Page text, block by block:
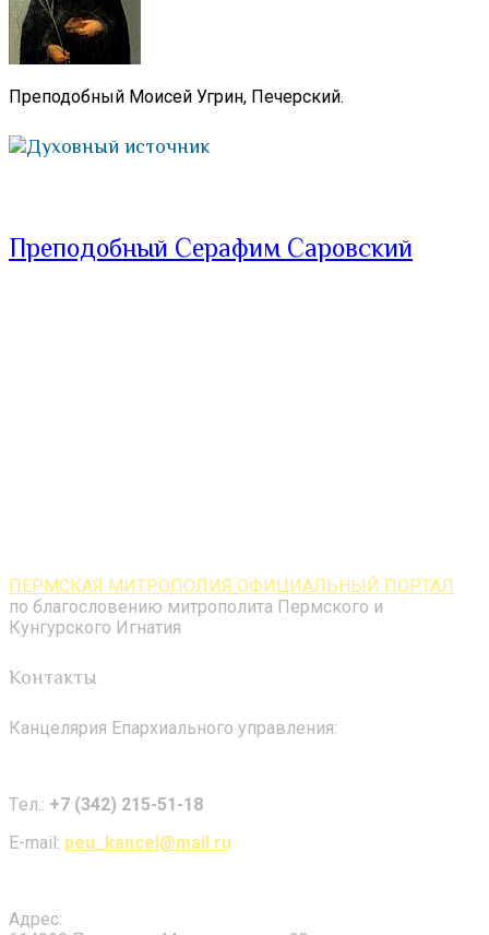
Преподобный Моисей Угрин, Печерский.
Духовный источник
Преподобный Серафим Саровский
ПЕРМСКАЯ МИТРОПОЛИЯ ОФИЦИАЛЬНЫЙ ПОРТАЛ
по благословению митрополита Пермского и
Кунгурского Игнатия
Контакты
Канцелярия Епархиального управления:
Tел.: +7 (342) 215-51-18
E-mail: peu_kancel@mail.ru
Адрес: